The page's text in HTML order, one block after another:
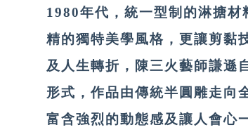
1980年代，統一型制的淋搪
精的獨特美學風格，更讓剪黏
及人生轉折，陳三火藝師謙遜
形式，作品由傳統半圓雕走向
富含強烈的動態感及讓人會心